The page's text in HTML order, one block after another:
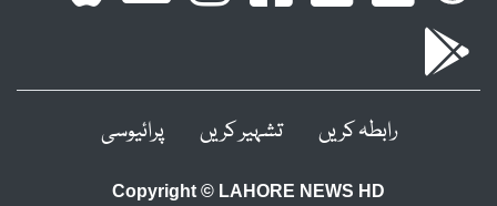
رابطہ کریں تشہیر کریں پرائیوسی
Copyright © LAHORE NEWS HD